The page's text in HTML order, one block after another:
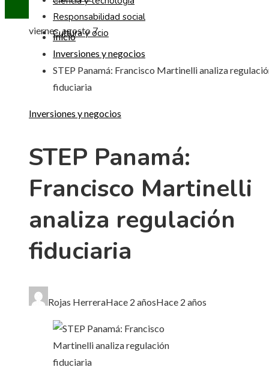
viernes, agosto 7
Responsabilidad social
Cultura y ocio
Inicio
Inversiones y negocios
STEP Panamá: Francisco Martinelli analiza
fiduciaria
Inversiones y negocios
STEP Panamá:
Francisco Martinelli
analiza regulación
fiduciaria
Rojas HerreraHace 2 añosHace 2 años